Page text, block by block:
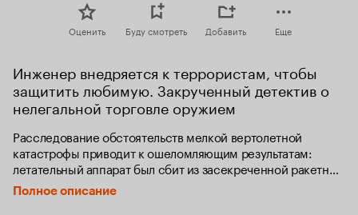
Оценить Буду смотреть Добавить Еще
Инженер внедряется к террористам, чтобы
защитить любимую. Закрученный детектив о
нелегальной торговле оружием
Расследование обстоятельств мелкой вертолетной
катастрофы приводит к ошеломляющим результатам:
летательный аппарат был сбит из засекреченной ракетной
установки. Для молодого инженера Марата это личная
трагедия, он теряет в катастрофе невесту. Но настоящие
Полное описание